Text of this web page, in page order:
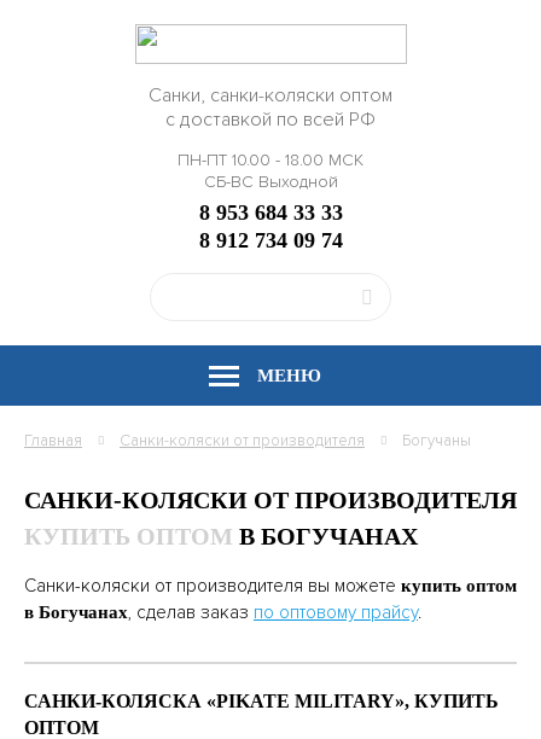
Санки, санки-коляски оптом
с доставкой по всей РФ
ПН-ПТ 10.00 - 18.00 МСК
СБ-ВС Выходной
8 953 684 33 33
8 912 734 09 74
МЕНЮ
Главная Санки-коляски от производителя Богучаны
САНКИ-КОЛЯСКИ ОТ ПРОИЗВОДИТЕЛЯ
КУПИТЬ ОПТОМ В БОГУЧАНАХ
Санки-коляски от производителя вы можете купить оптом
в Богучанах, сделав заказ по оптовому прайсу.
САНКИ-КОЛЯСКА «PIKATE MILITARY», КУПИТЬ
ОПТОМ